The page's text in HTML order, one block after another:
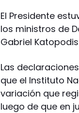
El Presidente
los ministros de
Gabriel
Las
que el Instituto
variación que
luego de que en